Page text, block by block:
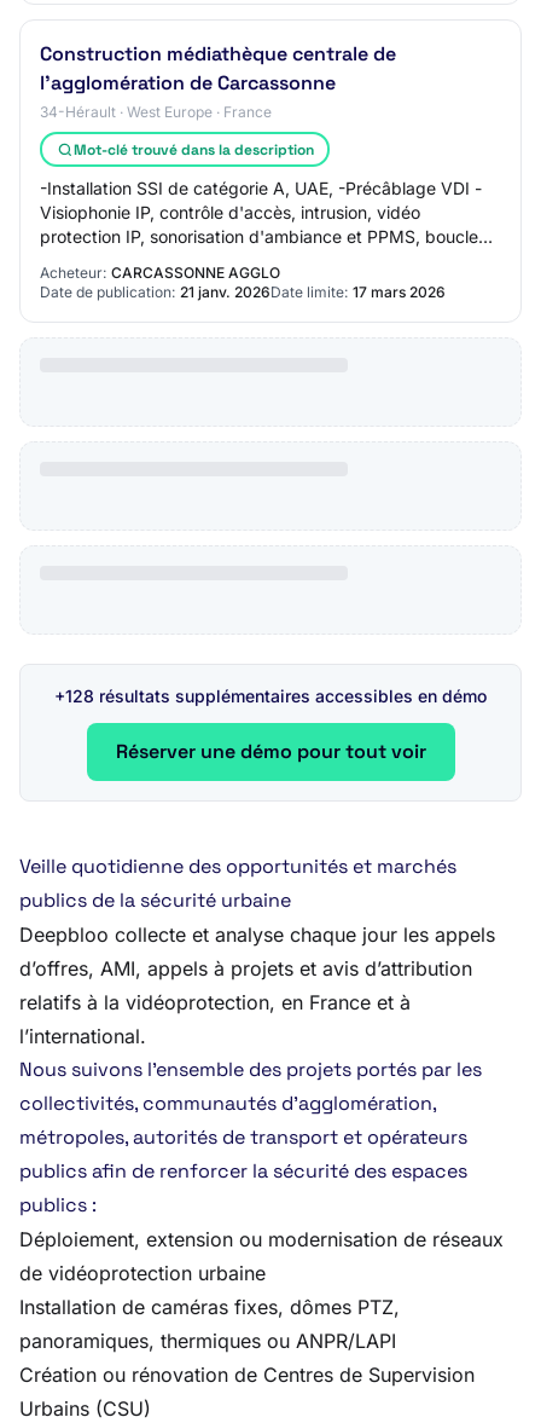
Construction médiathèque centrale de
l'agglomération de Carcassonne
34-Hérault · West Europe · France
Mot-clé trouvé dans la description
-Installation SSI de catégorie A, UAE, -Précâblage VDI -
Visiophonie IP, contrôle d'accès, intrusion, vidéo
protection IP, sonorisation d'ambiance et PPMS, boucle
Acheteur: CARCASSONNE AGGLO
Date de publication: 21 janv. 2026Date limite: 17 mars 2026
+128 résultats supplémentaires accessibles en démo
Réserver une démo pour tout voir
Veille quotidienne des opportunités et marchés
publics de la sécurité urbaine
Deepbloo collecte et analyse chaque jour les appels
d’offres, AMI, appels à projets et avis d’attribution
relatifs à la vidéoprotection, en France et à
l’international.
Nous suivons l’ensemble des projets portés par les
collectivités, communautés d’agglomération,
métropoles, autorités de transport et opérateurs
publics afin de renforcer la sécurité des espaces
publics :
Déploiement, extension ou modernisation de réseaux
de vidéoprotection urbaine
Installation de caméras fixes, dômes PTZ,
panoramiques, thermiques ou ANPR/LAPI
Création ou rénovation de Centres de Supervision
Urbains (CSU)